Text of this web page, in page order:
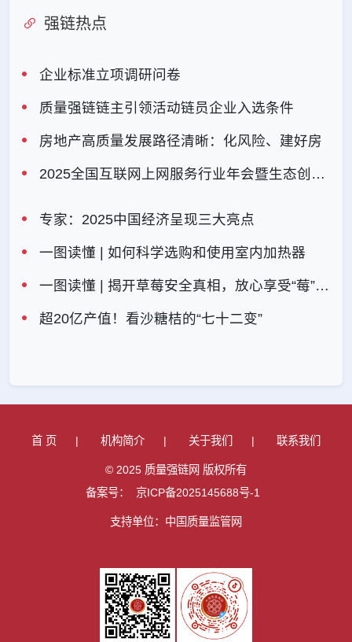
强链热点
企业标准立项调研问卷
质量强链链主引领活动链员企业入选条件
房地产高质量发展路径清晰：化风险、建好房
2025全国互联网上网服务行业年会暨生态创新大会在成都召开
专家：2025中国经济呈现三大亮点
一图读懂 | 如何科学选购和使用室内加热器
一图读懂 | 揭开草莓安全真相，放心享受“莓”好时光
超20亿产值！看沙糖桔的“七十二变”
首 页 | 机构简介 | 关于我们 | 联系我们
© 2025 质量强链网 版权所有
备案号：
京ICP备2025145688号-1
支持单位：中国质量监管网